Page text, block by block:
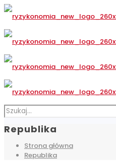
Republika
Strona główna
Republika